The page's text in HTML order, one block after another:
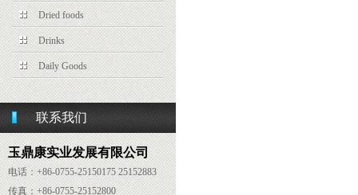
Dried foods
Drinks
Daily Goods
联系我们
玉鼎康实业发展有限公司
电话：+86-0755-25150175 25152883
传真： +86-0755-25152800